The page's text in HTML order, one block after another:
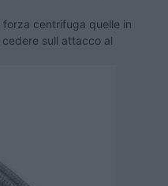
centrifuga quelle in
sull attacco al